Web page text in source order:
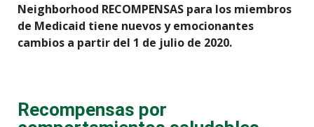
Neighborhood RECOMPENSAS para los miembros
de Medicaid tiene nuevos y emocionantes
cambios a partir del 1 de julio de 2020.
Recompensas por